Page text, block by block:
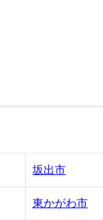
坂出市
東かがわ市